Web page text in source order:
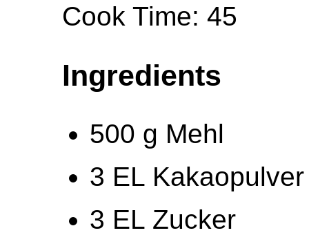
Cook Time: 45
Ingredients
500 g Mehl
3 EL Kakaopulver
3 EL Zucker